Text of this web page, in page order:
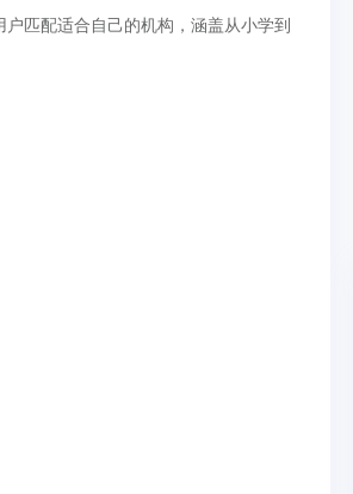
匹配适合自己的机构，涵盖从小学到